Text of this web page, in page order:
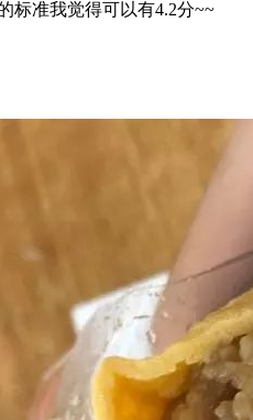
标准我觉得可以有4.2分~~